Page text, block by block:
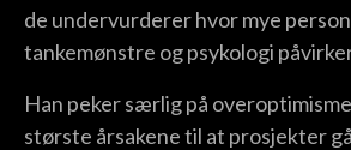
de undervurderer hvor mye
tankemønstre og psykologi
Han peker særlig på
største årsakene til at prosjekter